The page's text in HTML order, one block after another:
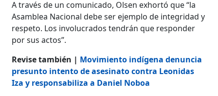
A través de un comunicado, Olsen exhortó que “la
Asamblea Nacional debe ser ejemplo de integridad y
respeto. Los involucrados tendrán que responder
por sus actos”.
Revise también | Movimiento indígena denuncia
presunto intento de asesinato contra Leonidas
Iza y responsabiliza a Daniel Noboa